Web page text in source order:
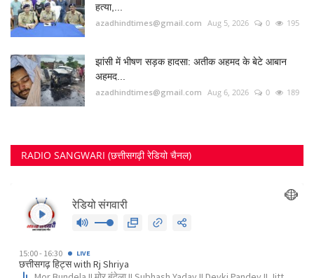
हत्या,...
azadhindtimes@gmail.com Aug 5, 2026 0 195
झांसी में भीषण सड़क हादसा: अतीक अहमद के बेटे आबान
अहमद...
azadhindtimes@gmail.com Aug 6, 2026 0 189
RADIO SANGWARI (छत्तीसगढ़ी रेडियो चैनल)